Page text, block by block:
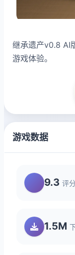
继承遗产v0.8 AI
游戏体验。
游戏数据
9.3 评分
1.5M